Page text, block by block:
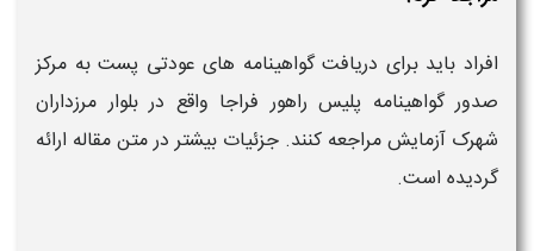
افراد باید برای دریافت گواهینامه های عودتی پست به مرکز
صدور گواهینامه پلیس راهور فراجا واقع در بلوار مرزداران
شهرک آزمایش مراجعه کنند. جزئیات بیشتر در متن مقاله ارائه
گردیده است.